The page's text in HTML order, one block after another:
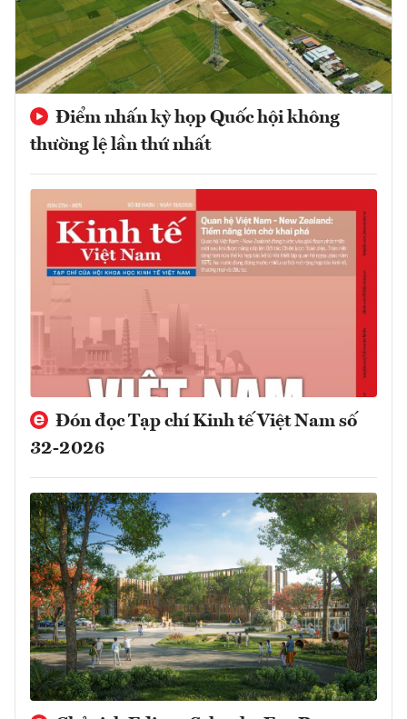
Điểm nhấn kỳ họp Quốc hội không
thường lệ lần thứ nhất
Đón đọc Tạp chí Kinh tế Việt Nam số
32-2026